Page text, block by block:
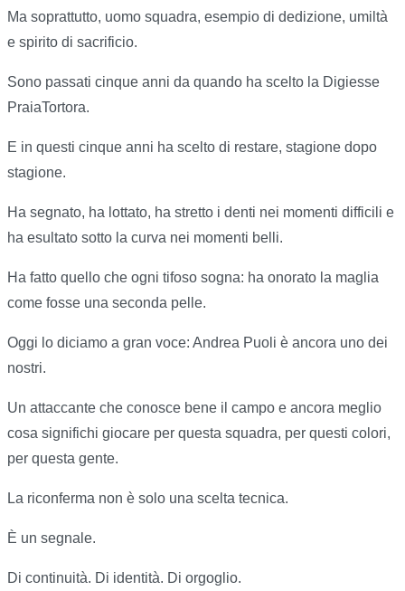
Ma soprattutto, uomo squadra, esempio di dedizione, umiltà
e spirito di sacrificio.
Sono passati cinque anni da quando ha scelto la Digiesse
PraiaTortora.
E in questi cinque anni ha scelto di restare, stagione dopo
stagione.
Ha segnato, ha lottato, ha stretto i denti nei momenti difficili e
ha esultato sotto la curva nei momenti belli.
Ha fatto quello che ogni tifoso sogna: ha onorato la maglia
come fosse una seconda pelle.
Oggi lo diciamo a gran voce: Andrea Puoli è ancora uno dei
nostri.
Un attaccante che conosce bene il campo e ancora meglio
cosa significhi giocare per questa squadra, per questi colori,
per questa gente.
La riconferma non è solo una scelta tecnica.
È un segnale.
Di continuità. Di identità. Di orgoglio.